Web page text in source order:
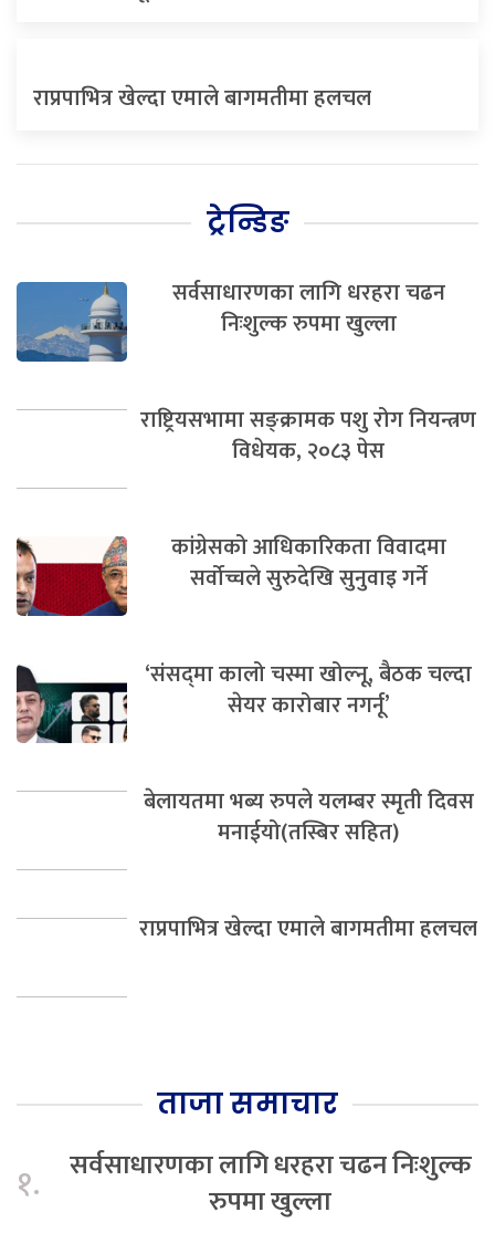
राप्रपाभित्र खेल्दा एमाले बागमतीमा हलचल
ट्रेन्डिङ
सर्वसाधारणका लागि धरहरा चढन
निःशुल्क रुपमा खुल्ला
राष्ट्रियसभामा सङ्क्रामक पशु रोग नियन्त्रण
विधेयक, २०८३ पेस
कांग्रेसको आधिकारिकता विवादमा
सर्वोच्चले सुरुदेखि सुनुवाइ गर्ने
‘संसद्‍मा कालो चस्मा खोल्नू, बैठक चल्दा
सेयर कारोबार नगर्नू’
बेलायतमा भब्य रुपले यलम्बर स्मृती दिवस
मनाईयो(तस्बिर सहित)
राप्रपाभित्र खेल्दा एमाले बागमतीमा हलचल
ताजा समाचार
१.
सर्वसाधारणका लागि धरहरा चढन निःशुल्क
रुपमा खुल्ला